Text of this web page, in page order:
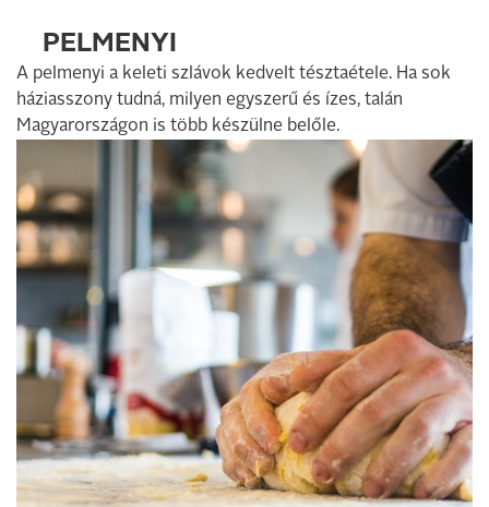
PELMENYI
A pelmenyi a keleti szlávok kedvelt tésztaétele. Ha sok
háziasszony tudná, milyen egyszerű és ízes, talán
Magyarországon is több készülne belőle.